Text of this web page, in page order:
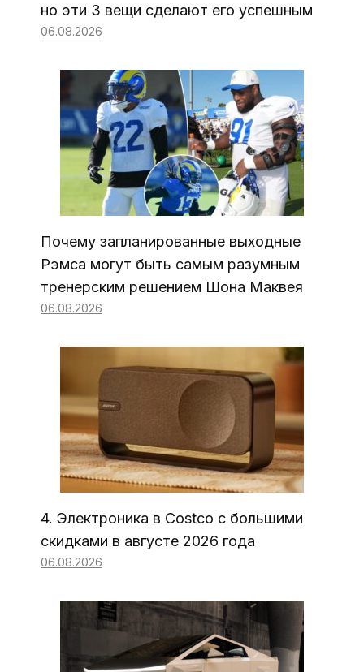
но эти 3 вещи сделают его успешным
06.08.2026
Почему запланированные выходные
Рэмса могут быть самым разумным
тренерским решением Шона Маквея
06.08.2026
4. Электроника в Costco с большими
скидками в августе 2026 года
06.08.2026